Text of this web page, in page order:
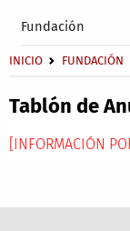
Fundación
Sobrescribir
INICIO FUNDACIÓN
Tablón de
[INFORMACIÓN